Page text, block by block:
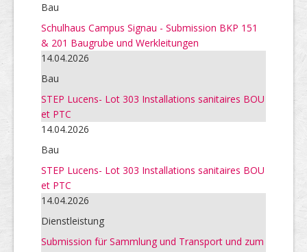
Bau
Schulhaus Campus Signau - Submission BKP 151
& 201 Baugrube und Werkleitungen
14.04.2026
Bau
STEP Lucens- Lot 303 Installations sanitaires BOU
et PTC
14.04.2026
Bau
STEP Lucens- Lot 303 Installations sanitaires BOU
et PTC
14.04.2026
Dienstleistung
Submission für Sammlung und Transport und zum